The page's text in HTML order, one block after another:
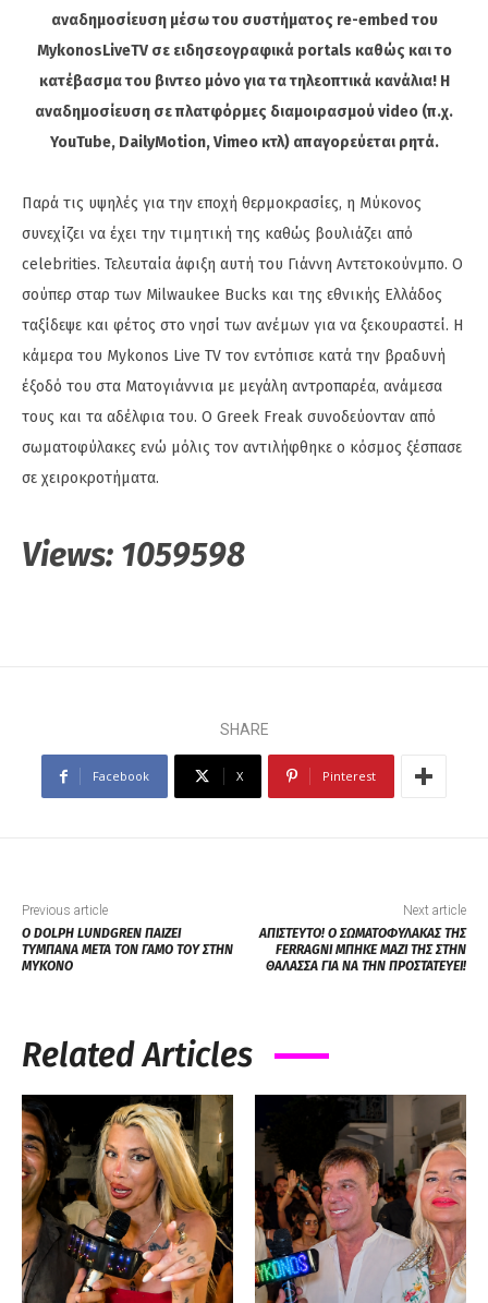
αναδημοσίευση μέσω του συστήματος re-embed του
MykonosLiveTV σε ειδησεογραφικά portals καθώς και το
κατέβασμα του βιντεο μόνο για τα τηλεοπτικά κανάλια! Η
αναδημοσίευση σε πλατφόρμες διαμοιρασμού video (π.χ.
YouTube, DailyMotion, Vimeo κτλ) απαγορεύεται ρητά.
Παρά τις υψηλές για την εποχή θερμοκρασίες, η Μύκονος
συνεχίζει να έχει την τιμητική της καθώς βουλιάζει από
celebrities. Τελευταία άφιξη αυτή του Γιάννη Αντετοκούνμπο. Ο
σούπερ σταρ των Milwaukee Bucks και της εθνικής Ελλάδος
ταξίδεψε και φέτος στο νησί των ανέμων για να ξεκουραστεί. Η
κάμερα του Mykonos Live TV τον εντόπισε κατά την βραδυνή
έξοδό του στα Ματογιάννια με μεγάλη αντροπαρέα, ανάμεσα
τους και τα αδέλφια του. Ο Greek Freak συνοδεύονταν από
σωματοφύλακες ενώ μόλις τον αντιλήφθηκε ο κόσμος ξέσπασε
σε χειροκροτήματα.
Views: 1059598
SHARE
Facebook X Pinterest
Previous article
Ο DOLPH LUNDGREN ΠΑΙΖΕΙ
ΤΥΜΠΑΝΑ ΜΕΤΑ ΤΟΝ ΓΑΜΟ ΤΟΥ ΣΤΗΝ
ΜΥΚΟΝΟ
Next article
ΑΠΙΣΤΕΥΤΟ! Ο ΣΩΜΑΤΟΦΥΛΑΚΑΣ ΤΗΣ
FERRAGNI ΜΠΗΚΕ ΜΑΖΙ ΤΗΣ ΣΤΗΝ
ΘΑΛΑΣΣΑ ΓΙΑ ΝΑ ΤΗΝ ΠΡΟΣΤΑΤΕΥΕΙ!
Related Articles